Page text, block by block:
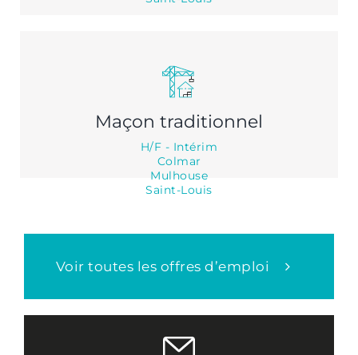
Maçon traditionnel
H/F - Intérim
Colmar
Mulhouse
Saint-Louis
Voir toutes les offres d’emploi